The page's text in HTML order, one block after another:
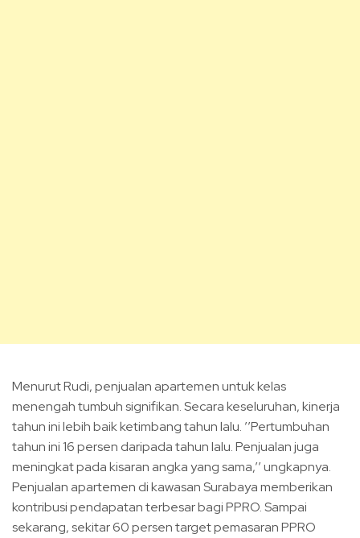
Menurut Rudi, penjualan apartemen untuk kelas
menengah tumbuh signifikan. Secara keseluruhan, kinerja
tahun ini lebih baik ketimbang tahun lalu. ’’Pertumbuhan
tahun ini 16 persen daripada tahun lalu. Penjualan juga
meningkat pada kisaran angka yang sama,’’ ungkapnya.
Penjualan apartemen di kawasan Surabaya memberikan
kontribusi pendapatan terbesar bagi PPRO. Sampai
sekarang, sekitar 60 persen target pemasaran PPRO